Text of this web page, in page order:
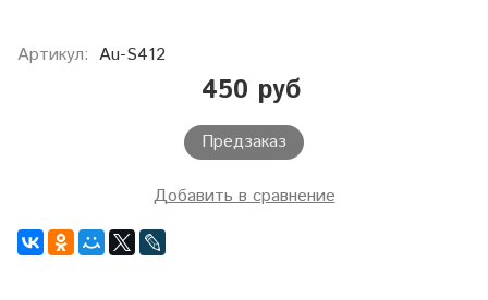
Артикул: Au-S412
450 руб
Предзаказ
Добавить в сравнение